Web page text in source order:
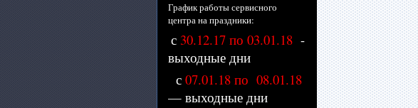
График работы сервисного
центрана праздники:
с 30.12.17 по 03.01.18 -
выходные дни
с 07.01.18 по 08.01.18
— выходные дни